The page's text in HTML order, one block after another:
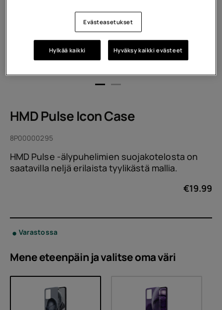
HMD Pulse Icon Case
8P00000295
HMD Pulse -älypuhelimien suojakotelosta on
saatavilla neljä erilaista tyylikästä mallia.
€19.99
Varastossa
Mene eteenpäin ja valitse omaväri
Evästeasetukset
Hylkää kaikki Hyväksy kaikki evästeet